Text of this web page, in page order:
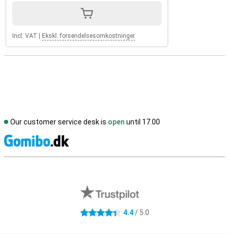
Incl. VAT Ekskl. forsendelsesomkostninger
Our customer service desk is open until 17.00
4.4 stars 4.4/ 5.0